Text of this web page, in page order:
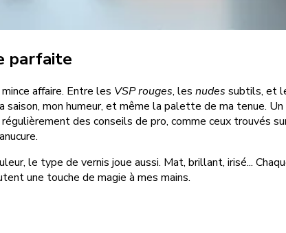
parfaite
affaire. Entre les VSP rouges, les nudes subtils, et
saison, mon humeur, et même la palette de ma tenue.
des conseils de pro, comme ceux trouvés
le type de vernis joue aussi. Mat, brillant, irisé...
une touche de magie à mes mains.